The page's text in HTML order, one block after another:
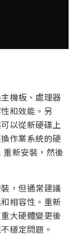
機板、處理器
和效能。另
以從新硬碟上
作業系統的硬
新安裝，然後
，但通常建議
相容性。重新
大硬體變更後
穩定問題。